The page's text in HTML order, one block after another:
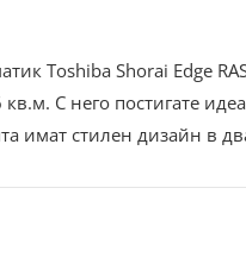
Toshiba Shorai Edge
С него постигате
имат стилен дизайн в